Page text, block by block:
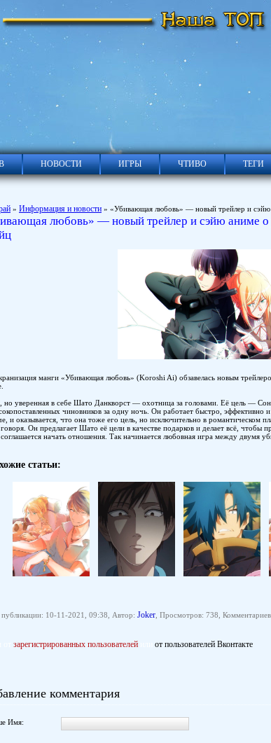
НОВОСТИ ИГРЫ ЧТИВО ТЕГИ
» Информация и новости » «Убивающая любовь» — новый трейлер и сэйю
любовь» — новый трейлер и сэйю аниме о
манги «Убивающая любовь» (Koroshi Ai) обзавелась новым
но уверенная в себе Шато Данкворст — охотница за головами. Её цель —
чиновников за одну ночь. Он работает быстро,
и оказывается, что она тоже его цель, но исключительно в романтическом
Он предлагает Шато её цели в качестве подарков и делает всё, чтобы
начать отношения. Так начинается любовная игра между двумя
статьи:
публикации: 10-11-2021, 09:38, Автор: Joker , Просмотров: 738,
зарегистрированных пользователей от пользователей Вконтакте
комментария
Имя: